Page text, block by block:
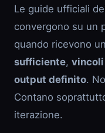
Le guide ufficiali
convergono su un
quando ricevono un
sufficiente,
output definito.
Contano
iterazione.